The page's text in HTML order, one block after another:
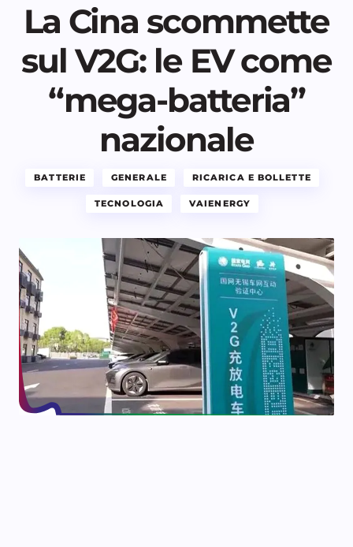
La Cina scommette
sul V2G: le EV come
“mega-batteria”
nazionale
BATTERIE GENERALE RICARICA E BOLLETTE
TECNOLOGIA VAIENERGY